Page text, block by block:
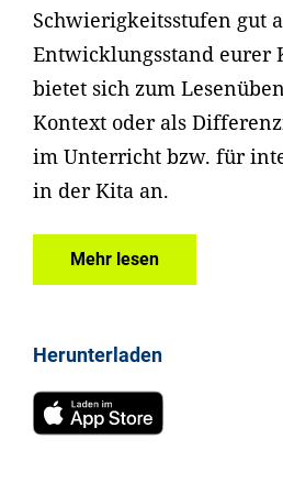
Schwierigkeitsstufen gut
Entwicklungsstand eurer
bietet sich zum
Kontext oder als
im Unterricht bzw. für
in der Kita an.
Mehr lesen
Herunterladen